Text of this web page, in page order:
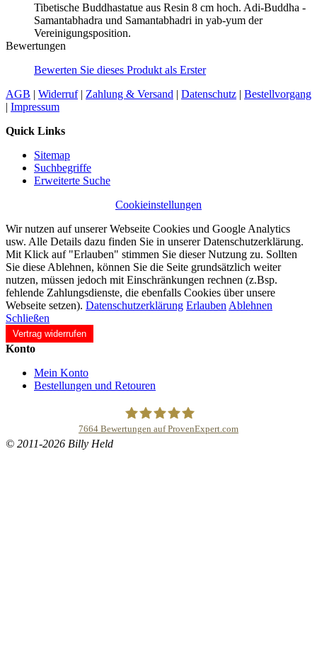
Tibetische Buddhastatue aus Resin 8 cm hoch. Adi-Buddha -
Samantabhadra und Samantabhadri in yab-yum der
Vereinigungsposition.
Bewertungen
Bewerten Sie dieses Produkt als Erster
AGB | Widerruf| Zahlung & Versand | Datenschutz | Bestellvorgang
| Impressum
Quick Links
Sitemap
Suchbegriffe
Erweiterte Suche
Cookieinstellungen
Wir nutzen auf unserer Webseite Cookies und Google Analytics
usw. Alle Details dazu finden Sie in unserer Datenschutzerklärung.
Mit Klick auf "Erlauben" stimmen Sie dieser Nutzung zu. Sollten
Sie diese Ablehnen, können Sie die Seite grundsätzlich weiter
nutzen, müssen jedoch mit Einschränkungen rechnen (z.Bsp.
fehlende Zahlungsdienste, die ebenfalls Cookies über unsere
Webseite setzen). Datenschutzerklärung Erlauben Ablehnen
Schließen
Vertrag widerrufen
Konto
Mein Konto
Bestellungen und Retouren
7664 Bewertungen auf ProvenExpert.com
© 2011-2026 Billy Held